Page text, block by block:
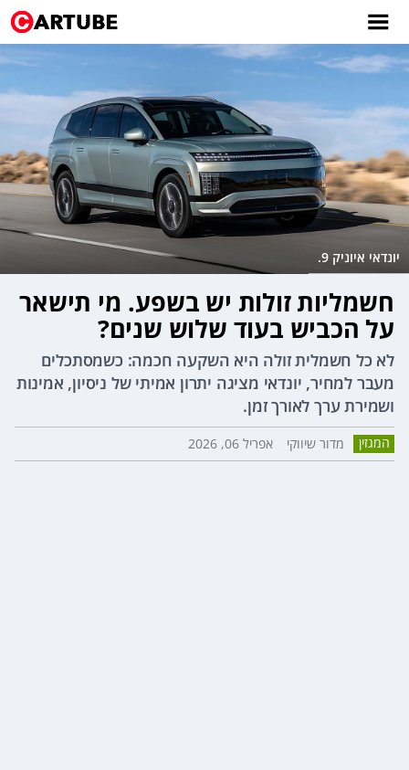
יונדאי איוניק 9.
חשמליות זולות יש בשפע. מי תישאר
על הכביש בעוד שלוש שנים?
לא כל חשמלית זולה היא השקעה חכמה: כשמסתכלים
מעבר למחיר, יונדאי מציגה יתרון אמיתי של ניסיון, אמינות
ושמירת ערך לאורך זמן.
המגזין מדור שיווקי אפריל 06, 2026